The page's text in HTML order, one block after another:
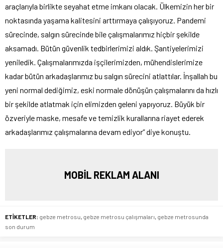
araçlarıyla birlikte seyahat etme imkanı olacak. Ülkemizin her bir
noktasında yaşama kalitesini arttırmaya çalışıyoruz. Pandemi
sürecinde, salgın sürecinde bile çalışmalarımız hiçbir şekilde
aksamadı. Bütün güvenlik tedbirlerimizi aldık. Şantiyelerimizi
yeniledik. Çalışmalarımızda işçilerimizden, mühendislerimize
kadar bütün arkadaşlarımız bu salgın sürecini atlattılar. İnşallah bu
yeni normal dediğimiz, eski normale dönüşün çalışmalarını da hızlı
bir şekilde atlatmak için elimizden geleni yapıyoruz. Büyük bir
özveriyle maske, mesafe ve temizlik kurallarına riayet ederek
arkadaşlarımız çalışmalarına devam ediyor” diye konuştu.
MOBİL REKLAM ALANI
ETİKETLER: gebze metrosu gebze metrosu çalışmaları gebze metrosunda
son durum